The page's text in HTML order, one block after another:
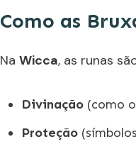
Como as
Na Wicca, as runas
Divinação (como
Proteção